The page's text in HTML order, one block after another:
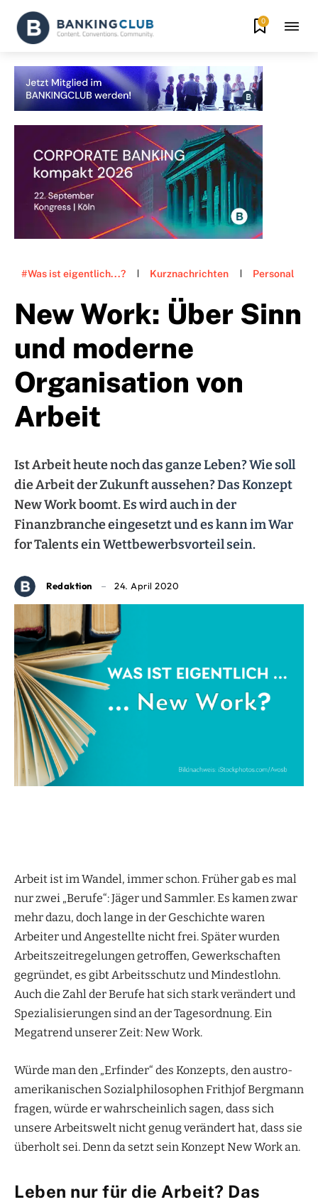
0
#Was ist eigentlich...? Kurznachrichten Personal
New Work: Über Sinn
und moderne
Organisation von
Arbeit
Ist Arbeit heute noch das ganze Leben? Wie soll
die Arbeit der Zukunft aussehen? Das Konzept
New Work boomt. Es wird auch in der
Finanzbranche eingesetzt und es kann im War
for Talents ein Wettbewerbsvorteil sein.
Redaktion 24. April 2020
Arbeit ist im Wandel, immer schon. Früher gab es mal
nur zwei „Berufe“: Jäger und Sammler. Es kamen zwar
mehr dazu, doch lange in der Geschichte waren
Arbeiter und Angestellte nicht frei. Später wurden
Arbeitszeitregelungen getroffen, Gewerkschaften
gegründet, es gibt Arbeitsschutz und Mindestlohn.
Auch die Zahl der Berufe hat sich stark verändert und
Spezialisierungen sind an der Tagesordnung. Ein
Megatrend unserer Zeit: New Work.
Würde man den „Erfinder“ des Konzepts, den austro-
amerikanischen Sozialphilosophen Frithjof Bergmann
fragen, würde er wahrscheinlich sagen, dass sich
unsere Arbeitswelt nicht genug verändert hat, dass sie
überholt sei. Denn da setzt sein Konzept New Work an.
Leben nur für die Arbeit? Das